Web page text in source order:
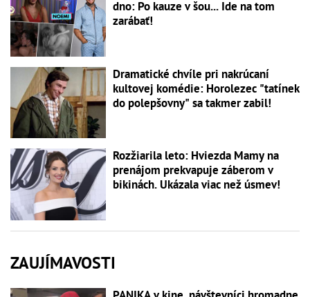
dno: Po kauze v šou... Ide na tom
zarábať!
Dramatické chvíle pri nakrúcaní
kultovej komédie: Horolezec "tatínek
do polepšovny" sa takmer zabil!
Rozžiarila leto: Hviezda Mamy na
prenájom prekvapuje záberom v
bikinách. Ukázala viac než úsmev!
ZAUJÍMAVOSTI